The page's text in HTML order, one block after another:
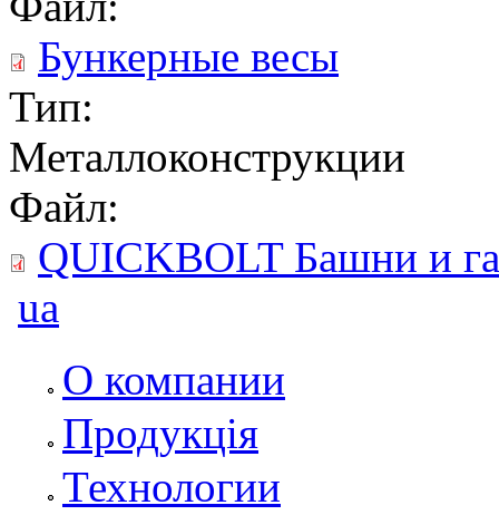
Бункерные весы
Тип:
Металлоконструкции
Файл:
QUICKBOLT Башни и
ua
О компании
Продукція
Технологии